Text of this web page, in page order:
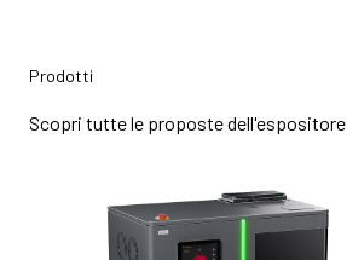
Prodotti
Scopri tutte le proposte dell'espositore